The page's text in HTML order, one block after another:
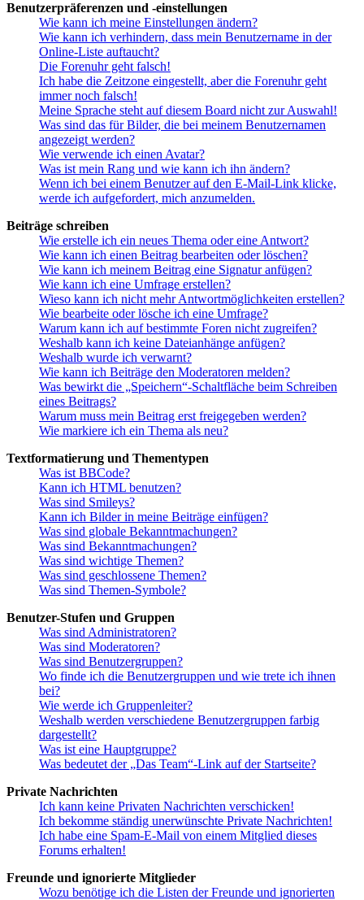
Benutzerpräferenzen und -einstellungen
Wie kann ich meine Einstellungen ändern?
Wie kann ich verhindern, dass mein Benutzername in der
Online-Liste auftaucht?
Die Forenuhr geht falsch!
Ich habe die Zeitzone eingestellt, aber die Forenuhr geht
immer noch falsch!
Meine Sprache steht auf diesem Board nicht zur Auswahl!
Was sind das für Bilder, die bei meinem Benutzernamen
angezeigt werden?
Wie verwende ich einen Avatar?
Was ist mein Rang und wie kann ich ihn ändern?
Wenn ich bei einem Benutzer auf den E-Mail-Link klicke,
werde ich aufgefordert, mich anzumelden.
Beiträge schreiben
Wie erstelle ich ein neues Thema oder eine Antwort?
Wie kann ich einen Beitrag bearbeiten oder löschen?
Wie kann ich meinem Beitrag eine Signatur anfügen?
Wie kann ich eine Umfrage erstellen?
Wieso kann ich nicht mehr Antwortmöglichkeiten erstellen?
Wie bearbeite oder lösche ich eine Umfrage?
Warum kann ich auf bestimmte Foren nicht zugreifen?
Weshalb kann ich keine Dateianhänge anfügen?
Weshalb wurde ich verwarnt?
Wie kann ich Beiträge den Moderatoren melden?
Was bewirkt die „Speichern“-Schaltfläche beim Schreiben
eines Beitrags?
Warum muss mein Beitrag erst freigegeben werden?
Wie markiere ich ein Thema als neu?
Textformatierung und Thementypen
Was ist BBCode?
Kann ich HTML benutzen?
Was sind Smileys?
Kann ich Bilder in meine Beiträge einfügen?
Was sind globale Bekanntmachungen?
Was sind Bekanntmachungen?
Was sind wichtige Themen?
Was sind geschlossene Themen?
Was sind Themen-Symbole?
Benutzer-Stufen und Gruppen
Was sind Administratoren?
Was sind Moderatoren?
Was sind Benutzergruppen?
Wo finde ich die Benutzergruppen und wie trete ich ihnen
bei?
Wie werde ich Gruppenleiter?
Weshalb werden verschiedene Benutzergruppen farbig
dargestellt?
Was ist eine Hauptgruppe?
Was bedeutet der „Das Team“-Link auf der Startseite?
Private Nachrichten
Ich kann keine Privaten Nachrichten verschicken!
Ich bekomme ständig unerwünschte Private Nachrichten!
Ich habe eine Spam-E-Mail von einem Mitglied dieses
Forums erhalten!
Freunde und ignorierte Mitglieder
Wozu benötige ich die Listen der Freunde und ignorierten